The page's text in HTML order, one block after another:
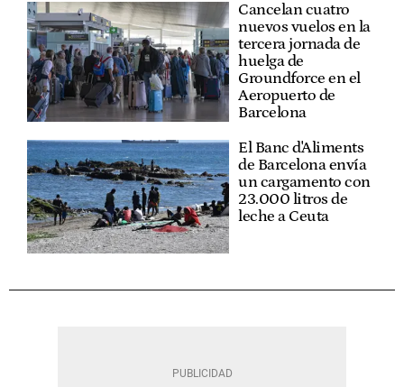
Cancelan cuatro
nuevos vuelos en la
tercera jornada de
huelga de
Groundforce en el
Aeropuerto de
Barcelona
El Banc d'Aliments
de Barcelona envía
un cargamento con
23.000 litros de
leche a Ceuta